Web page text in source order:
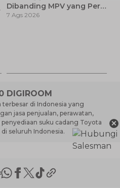
Dibanding MPV yang Perlu
Anda Ketahui
7 Ags 2026
DIGIROOM
terbesar di Indonesia yang
jasa penjualan, perawatan,
penyediaan suku cadang Toyota
seluruh Indonesia.
×